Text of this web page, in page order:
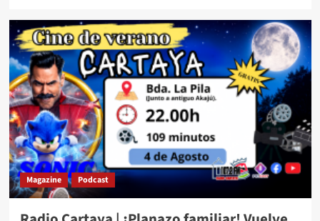
Magazine Podcast